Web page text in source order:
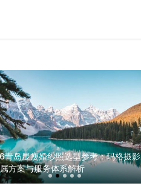
青岛显瘦婚纱照选型参考：玛格摄影
方案与服务体系解析